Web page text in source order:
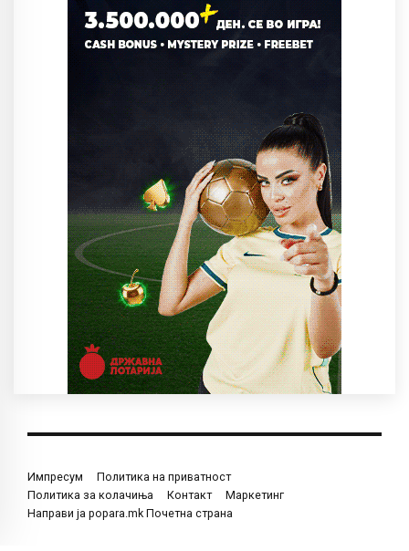
Импресум
Политика на приватност
Политика за колачиња
Контакт
Маркетинг
Направи ја popara.mk Почетна страна